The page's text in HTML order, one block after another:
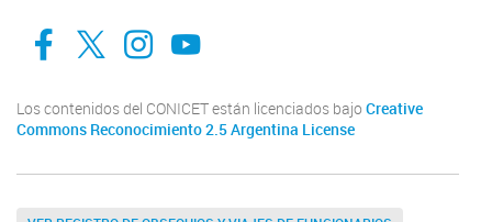
facebook
twitter
Instagram
Canal de Youtube
Los contenidos del CONICET están licenciados bajo Creative
Commons Reconocimiento 2.5 Argentina License